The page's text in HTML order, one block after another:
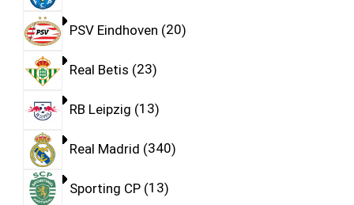
PSV Eindhoven 20
Real Betis 23
RB Leipzig 13
Real Madrid 340
Sporting CP 13